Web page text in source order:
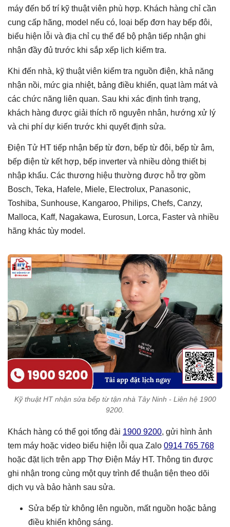
máy đến bố trí kỹ thuật viên phù hợp. Khách hàng chỉ cần
cung cấp hãng, model nếu có, loại bếp đơn hay bếp đôi,
biểu hiện lỗi và địa chỉ cụ thể để bộ phận tiếp nhận ghi
nhận đầy đủ trước khi sắp xếp lịch kiểm tra.
Khi đến nhà, kỹ thuật viên kiểm tra nguồn điện, khả năng
nhận nồi, mức gia nhiệt, bảng điều khiển, quạt làm mát và
các chức năng liên quan. Sau khi xác định tình trạng,
khách hàng được giải thích rõ nguyên nhân, hướng xử lý
và chi phí dự kiến trước khi quyết định sửa.
Điện Tử HT tiếp nhận bếp từ đơn, bếp từ đôi, bếp từ âm,
bếp điện từ kết hợp, bếp inverter và nhiều dòng thiết bị
nhập khẩu. Các thương hiệu thường được hỗ trợ gồm
Bosch, Teka, Hafele, Miele, Electrolux, Panasonic,
Toshiba, Sunhouse, Kangaroo, Philips, Chefs, Canzy,
Malloca, Kaff, Nagakawa, Eurosun, Lorca, Faster và nhiều
hãng khác tùy model.
Kỹ thuật HT nhận sửa bếp từ tận nhà Tây Ninh - Liên hệ 1900
9200.
Khách hàng có thể gọi tổng đài 1900 9200, gửi hình ảnh
tem máy hoặc video biểu hiện lỗi qua Zalo 0914 765 768
hoặc đặt lịch trên app Thợ Điện Máy HT. Thông tin được
ghi nhận trong cùng một quy trình để thuận tiện theo dõi
dịch vụ và bảo hành sau sửa.
Sửa bếp từ không lên nguồn, mất nguồn hoặc bảng
điều khiển không sáng.